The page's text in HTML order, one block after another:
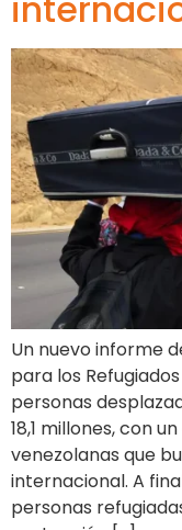
Un nuevo informe
para los
personas
18,1 millones, con
venezolanas que
internacional. A
personas